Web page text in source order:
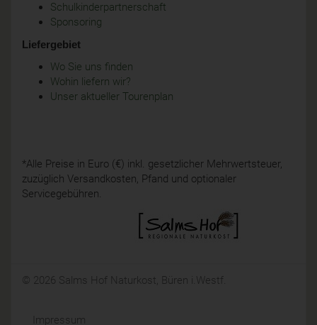
Schulkinderpartnerschaft
Sponsoring
Liefergebiet
Wo Sie uns finden
Wohin liefern wir?
Unser aktueller Tourenplan
*Alle Preise in Euro (€) inkl. gesetzlicher Mehrwertsteuer,
zuzüglich Versandkosten, Pfand und optionaler
Servicegebühren.
© 2026 Salms Hof Naturkost, Büren i.Westf.
Impressum